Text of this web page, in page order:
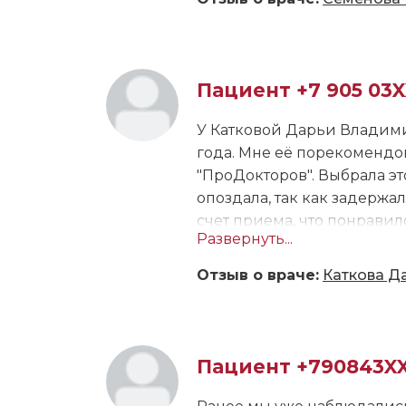
сказала, почему нужно
Пациент +7 905
У Катковой Дарьи
года. Мне её
"ПроДокторов". Выбрала
опоздала, так как
счет приема, что
Последний визит прошёл
последний раз я
схему и указала
интересующие вопросы
что доктор запомнила
Развернуть...
Отзыв о враче: Каткова
Пациент